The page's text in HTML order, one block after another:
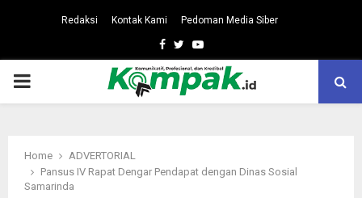
Redaksi Kontak Kami Pedoman Media Siber
Facebook
TwitterYoutube
PRIMARY
Home
ADVERTORIAL
Pansus IV Rapat Dengar Pendapat dengan Dinas Sosial
Samarinda